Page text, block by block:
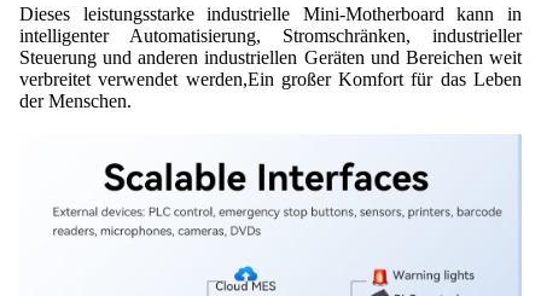
Dieses leistungsstarke industrielle Mini-Motherboard kann in
intelligenter Automatisierung, Stromschränken, industrieller
Steuerung und anderen industriellen Geräten und Bereichen weit
verbreitet verwendet werden,Ein großer Komfort für das Leben
der Menschen.